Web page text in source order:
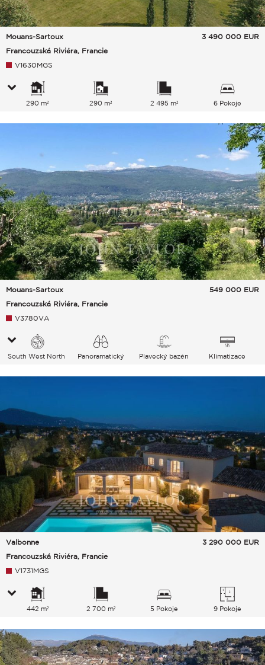
Mouans-Sartoux
Francouzská Riviéra, Francie
3 490 000 EUR
V1630MGS
290 m² 290 m² 2 495 m² 6 Pokoje
Mouans-Sartoux
Francouzská Riviéra, Francie
549 000 EUR
V3780VA
South West North
Panoramatický
Plavecký bazén Klimatizace
Valbonne
Francouzská Riviéra, Francie
3 290 000 EUR
V1731MGS
442 m² 2 700 m² 5 Pokoje 9 Pokoje